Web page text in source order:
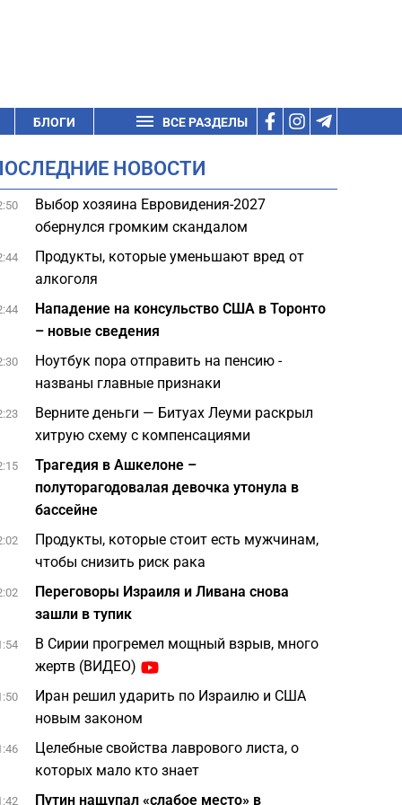
БЛОГИ ВСЕ РАЗДЕЛЫ
НОВОСТИ
Выбор хозяина Евровидения-2027
обернулся громким скандалом
Продукты, которые уменьшают вред от
алкоголя
Нападение на консульство США в Торонто
– новые сведения
Ноутбук пора отправить на пенсию -
названы главные признаки
Верните деньги — Битуах Леуми раскрыл
хитрую схему с компенсациями
Трагедия в Ашкелоне –
полуторагодовалая девочка утонула в
бассейне
Продукты, которые стоит есть мужчинам,
чтобы снизить риск рака
Переговоры Израиля и Ливана снова
зашли в тупик
В Сирии прогремел мощный взрыв, много
жертв (ВИДЕО)
Иран решил ударить по Израилю и США
новым законом
Целебные свойства лаврового листа, о
которых мало кто знает
Путин нащупал «слабое место» в